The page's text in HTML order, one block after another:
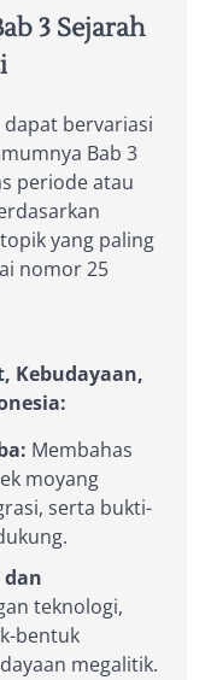
3 Sejarah
bervariasi
Bab 3
periode atau
yang paling
nomor 25
Kebudayaan,
Membahas
moyang
serta bukti-
dan
teknologi,
bentuk
megalitik.